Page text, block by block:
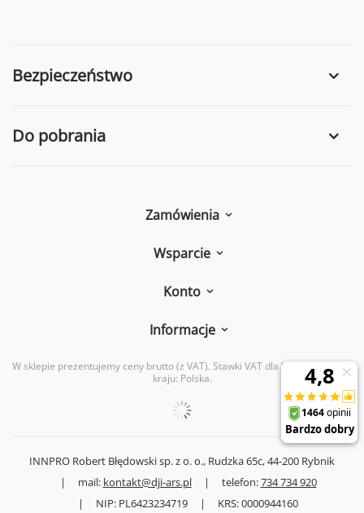
Bezpieczeństwo
Do pobrania
Zamówienia
Wsparcie
Konto
Informacje
W sklepie prezentujemy ceny brutto (z VAT). Stawki VAT dla konsumentów z
kraju: Polska.
INNPRO Robert Błędowski sp. z o. o., Rudzka 65c,44-200 Rybnik
|
mail: kontakt@dji-ars.pl | telefon:734 734 920
|
NIP: PL6423234719 | KRS:0000944160